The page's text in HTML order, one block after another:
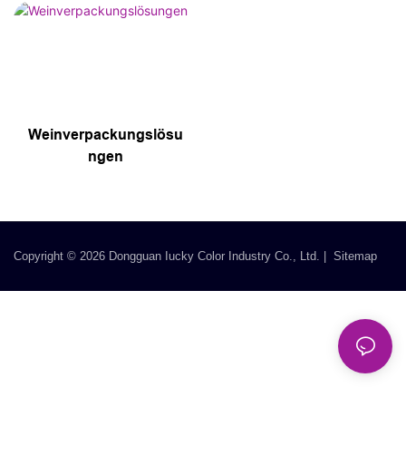
Weinverpackungslösu
ngen
Copyright © 2026 Dongguan Iucky Color Industry Co., Ltd. | Sitemap